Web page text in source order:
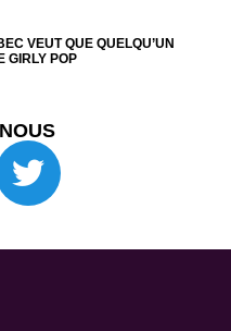
VEUT QUE QUELQU’UN
GIRLY POP